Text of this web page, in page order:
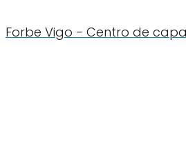
Forbe Vigo - Centro de